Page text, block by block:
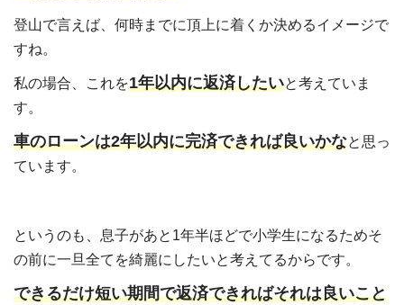
登山で言えば、何時までに頂上に着くか決めるイメージで
すね。
私の場合、これを1年以内に返済したいと考えていま
す。
車のローンは2年以内に完済できれば良いかなと思っ
ています。
というのも、息子があと1年半ほどで小学生になるためそ
の前に一旦全てを綺麗にしたいと考えてるからです。
できるだけ短い期間で返済できればそれは良いこと